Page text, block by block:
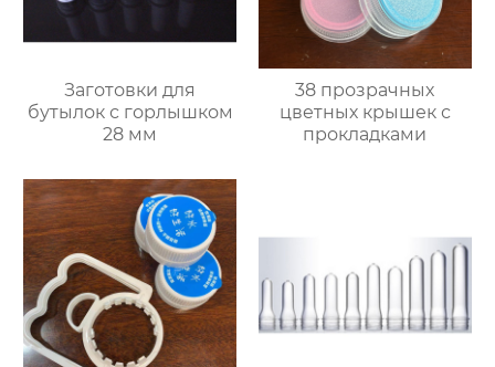
Заготовки для
бутылок с горлышком
28 мм
38 прозрачных
цветных крышек с
прокладками